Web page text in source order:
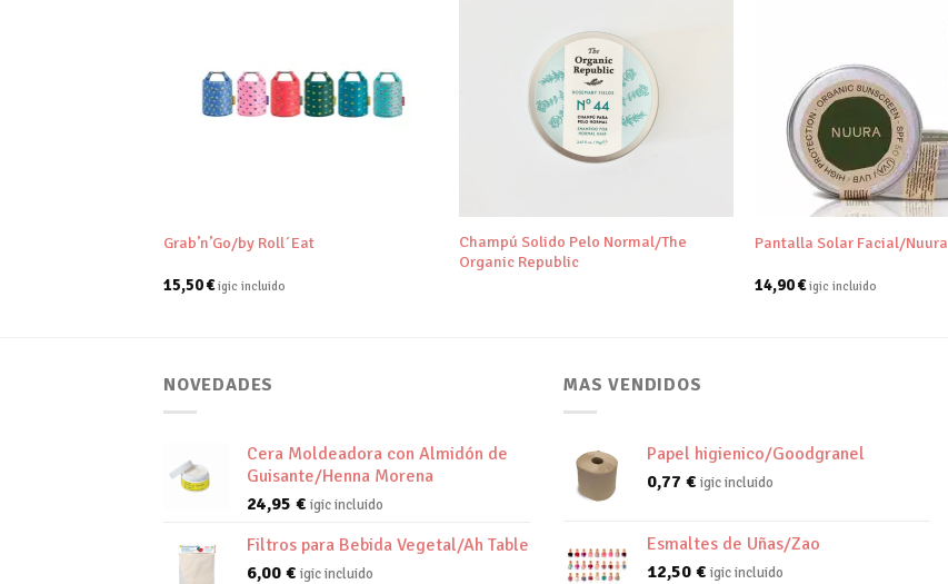
Añadir
a tu
lista de
deseos
Grab’n’Go/by Roll´Eat
15,50€ igic incluido
Champú Solido Pelo Normal/The
Organic Republic
Pantalla Solar Facial/Nuura
14,90€ igic incluido
NOVEDADES
Cera Moldeadora con Almidón de
Guisante/Henna Morena
24,95 € igic incluido
Filtros para Bebida Vegetal/Ah Table
6,00 € igic incluido
MAS VENDIDOS
Papel higienico/Goodgranel
0,77 € igic incluido
Esmaltes de Uñas/Zao
12,50 € igic incluido